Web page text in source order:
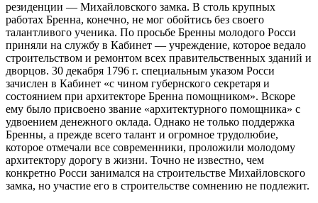
резиденции — Михайловского замка. В столь крупных
работах Бренна, конечно, не мог обойтись без своего
талантливого ученика. По просьбе Бренны молодого Росси
приняли на службу в Кабинет — учреждение, которое ведало
строительством и ремонтом всех правительственных зданий и
дворцов. 30 декабря 1796 г. специальным указом Росси
зачислен в Кабинет «с чином губернского секретаря и
состоянием при архитекторе Бренна помощником». Вскоре
ему было присвоено звание «архитектурного помощника» с
удвоением денежного оклада. Однако не только поддержка
Бренны, а прежде всего талант и огромное трудолюбие,
которое отмечали все современники, проложили молодому
архитектору дорогу в жизни. Точно не известно, чем
конкретно Росси занимался на строительстве Михайловского
замка, но участие его в строительстве сомнению не подлежит.